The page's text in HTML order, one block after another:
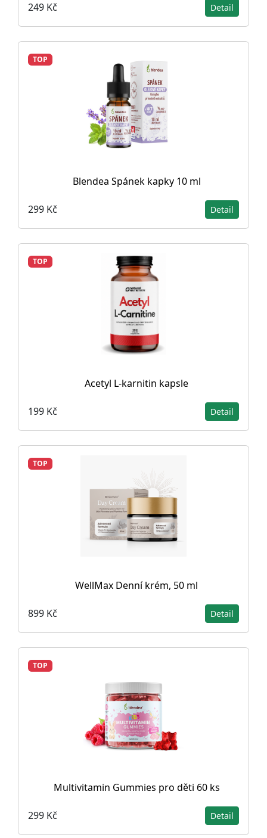
249 Kč Detail
TOP
Blendea Spánek kapky 10 ml
299 Kč Detail
TOP
Acetyl L-karnitin kapsle
199 Kč Detail
TOP
WellMax Denní krém, 50 ml
899 Kč Detail
TOP
Multivitamin Gummies pro děti 60 ks
299 Kč Detail